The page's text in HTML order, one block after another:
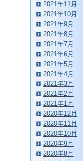
2021年11月
2021年10月
2021年9月
2021年8月
2021年7月
2021年6月
2021年5月
2021年4月
2021年3月
2021年2月
2021年1月
2020年12月
2020年11月
2020年10月
2020年9月
2020年8月